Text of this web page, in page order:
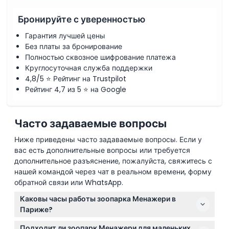
Бронируйте с уверенностью
Гарантия лучшей цены
Без платы за бронирование
Полностью сквозное шифрование платежа
Круглосуточная служба поддержки
4,8/5 ⭐ Рейтинг на Trustpilot
Рейтинг 4,7 из 5 ⭐ на Google
Часто задаваемые вопросы
Ниже приведены часто задаваемые вопросы. Если у
вас есть дополнительные вопросы или требуется
дополнительное разъяснение, пожалуйста, свяжитесь с
нашей командой через чат в реальном времени, форму
обратной связи или WhatsApp.
Каковы часы работы зоопарка Менажери в
Париже?
Зоопарк Менажери открыт ежедневно с 10:00 до